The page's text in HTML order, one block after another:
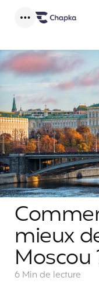
mieux
Moscou
6 Min de lecture